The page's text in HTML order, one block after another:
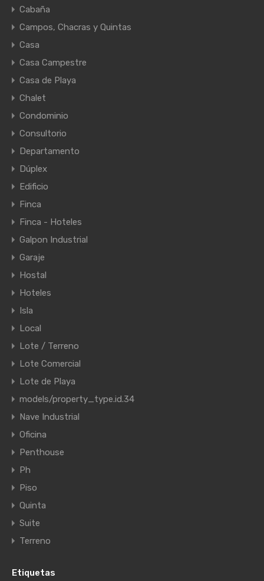
Cabaña
Campos, Chacras y Quintas
Casa
Casa Campestre
Casa de Playa
Chalet
Condominio
Consultorio
Departamento
Dúplex
Edificio
Finca
Finca - Hoteles
Galpon Industrial
Garaje
Hostal
Hoteles
Isla
Local
Lote / Terreno
Lote Comercial
Lote de Playa
models/property_type.id.34
Nave Industrial
Oficina
Penthouse
Ph
Piso
Quinta
Suite
Terreno
Etiquetas